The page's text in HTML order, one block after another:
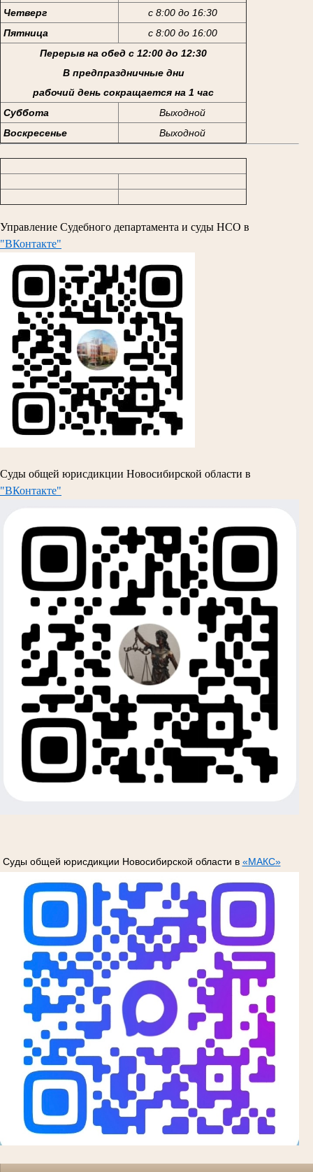
Четверг
с 8:00 до 16:30
Пятница
с 8:00 до 16:00
Перерыв на обед с 12:00 до 12:30
В предпраздничные дни
рабочий день сокращается на 1 час
Суббота
Выходной
Воскресенье
Выходной
Управление Судебного департамента и суды НСО в
"ВКонтакте"
Суды общей юрисдикции Новосибирской области в
"ВКонтакте"
Суды общей юрисдикции Новосибирской области в «МАКС»